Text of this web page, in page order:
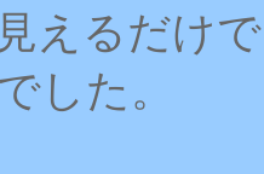
えるだけ
した。